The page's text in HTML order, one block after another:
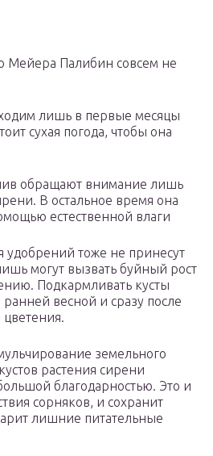
Мейера Палибин совсем не
лишь в первые месяцы
сухая погода, чтобы она
обращают внимание лишь
В остальное время она
естественной влаги
удобрений тоже не принесут
могут вызвать буйный рост
Подкармливать кусты
весной и сразу после
земельного
растения сирени
благодарностью. Это и
сорняков, и сохранит
лишние питательные